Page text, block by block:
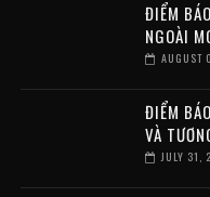
ĐIỂM
NGOÀI
AUGUST
ĐIỂM
VÀ
JULY 31,